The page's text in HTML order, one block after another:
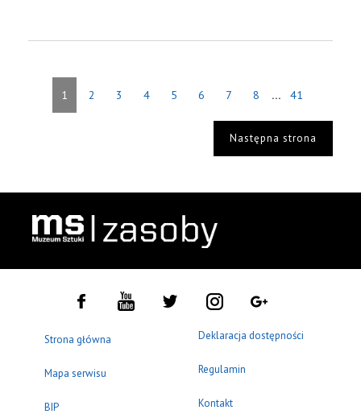
1 2 3 4 5 6 7 8 ... 41
Następna strona
Strona główna
Mapa serwisu
BIP
Deklaracja dostępności
Regulamin
Kontakt